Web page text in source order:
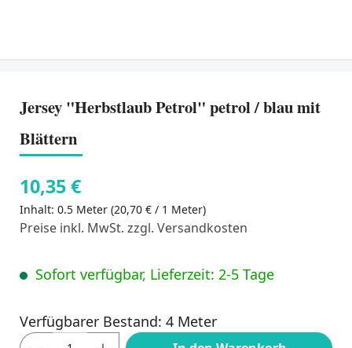
Jersey "Herbstlaub Petrol" petrol / blau mit
Blättern
10,35 €
Inhalt: 0.5 Meter (20,70 € / 1 Meter)
Preise inkl. MwSt. zzgl. Versandkosten
Sofort verfügbar, Lieferzeit: 2-5 Tage
Verfügbarer Bestand: 4 Meter